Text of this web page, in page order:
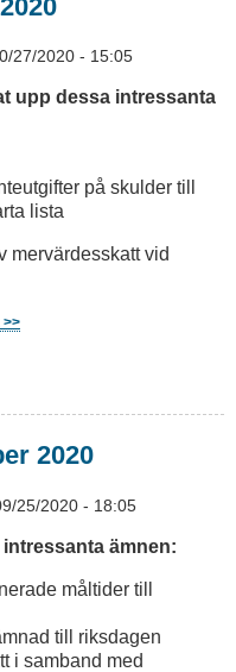
27/2020 - 15:05
upp dessa intressanta
på skulder till
lista
mervärdesskatt vid
>>
2020
25/2020 - 18:05
ämnen:
måltider till
till riksdagen
i samband med